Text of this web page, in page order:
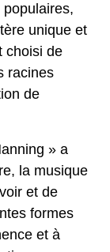
unique et
choisi de
racines
de
» a
la musique
et de
formes
et à